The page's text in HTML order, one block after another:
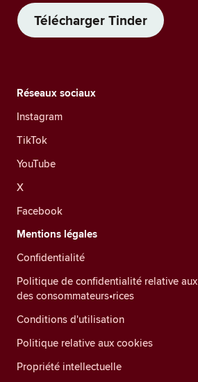
Télécharger Tinder
Réseaux sociaux
Instagram
TikTok
YouTube
X
Facebook
Mentions légales
Confidentialité
Politique de confidentialité relative
des consommateurs•rices
Conditions d'utilisation
Politique relative aux cookies
Propriété intellectuelle